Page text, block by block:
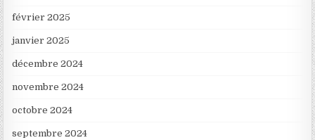
février 2025
janvier 2025
décembre 2024
novembre 2024
octobre 2024
septembre 2024